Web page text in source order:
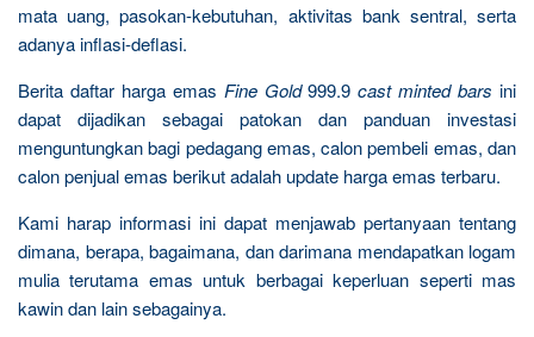
mata uang, pasokan-kebutuhan, aktivitas bank sentral, serta
adanya inflasi-deflasi.
Berita daftar harga emas Fine Gold999.9cast minted barsini
dapat dijadikan sebagai patokan dan panduan investasi
menguntungkan bagi pedagang emas, calon pembeli emas, dan
calon penjual emas berikut adalah update harga emas terbaru.
Kami harap informasi ini dapat menjawab pertanyaan tentang
dimana, berapa, bagaimana, dan darimana mendapatkan logam
mulia terutama emas untuk berbagai keperluan seperti mas
kawin dan lain sebagainya.